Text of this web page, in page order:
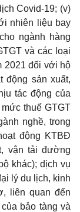
Covid-19; (v)
nhiên liệu bay
ngành hàng
và các loại
2021 đối với hộ
động sản xuất,
tác động của
thuế GTGT
nghề, trong
động KTBĐ
vận tải đường
khác); dịch vụ
lý du lịch, kinh
liên quan đến
bảo tàng và